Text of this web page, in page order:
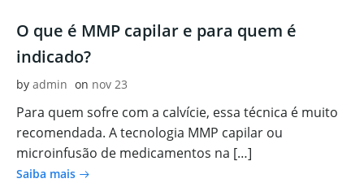
O que é MMP capilar e para quem é
indicado?
by admin on nov 23
Para quem sofre com a calvície, essa técnica é muito
recomendada. A tecnologia MMP capilar ou
microinfusão de medicamentos na […]
Saiba mais